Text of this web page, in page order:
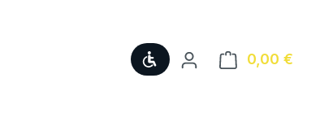
Werkzeugleiste anzeigen
0,00 €